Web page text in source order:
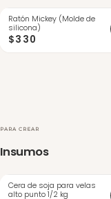
ÚLTIMAS
Ratón Mickey (Molde de
silicona)
$330
PARA CREAR
Insumos
Cera de soja para velas
alto punto 1/2 kg